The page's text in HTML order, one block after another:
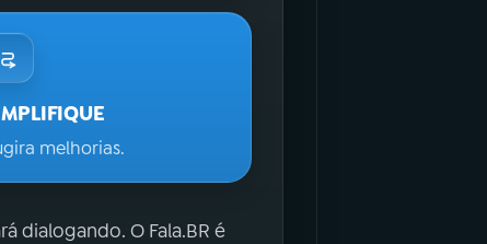
melhorias.
dialogando. O Fala.BR é